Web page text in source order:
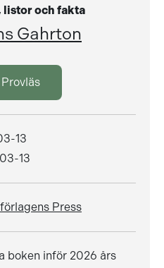
listor och fakta
Gahrton
Provläs
13
13
Press
boken inför 2026 års